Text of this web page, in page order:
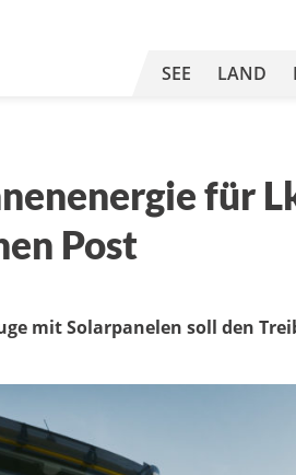
SEE LAND
für
Post
mit Solarpanelen soll den